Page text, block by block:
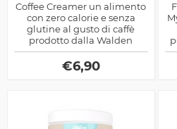
Coffee Creamer un alimento
con zero calorie e senza
glutine al gusto di caffè
prodotto dalla Walden
Farms.
€6,90